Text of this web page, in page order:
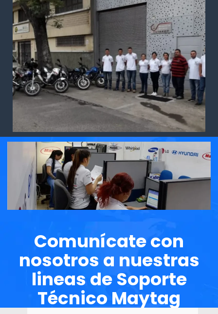
Comunícate con
nosotros a nuestras
lineas de Soporte
Técnico Maytag